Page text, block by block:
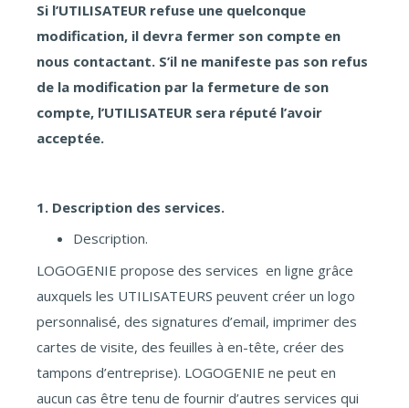
Si l’UTILISATEUR refuse une quelconque
modification, il devra fermer son compte en
nous contactant. S’il ne manifeste pas son refus
de la modification par la fermeture de son
compte, l’UTILISATEUR sera réputé l’avoir
acceptée.
1. Description des services.
Description.
LOGOGENIE propose des services en ligne grâce
auxquels les UTILISATEURS peuvent créer un logo
personnalisé, des signatures d’email, imprimer des
cartes de visite, des feuilles à en-tête, créer des
tampons d’entreprise). LOGOGENIE ne peut en
aucun cas être tenu de fournir d’autres services qui